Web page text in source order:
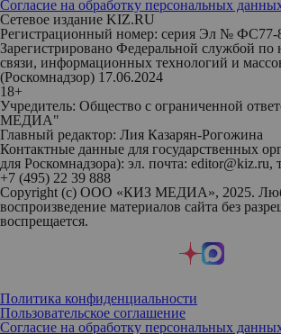
Согласие на обработку персональных
Сетевое издание KIZ.RU
Регистрационный номер: серия Эл № ФС77-
Зарегистрировано Федеральной службой по
связи, информационных технологий и
(Роскомнадзор) 17.06.2024
18+
Учредитель: Общество с ограниченной
МЕДИА"
Главный редактор: Лия Казарян-Рогожина
Контактные данные для государственных
для Роскомнадзора): эл. почта: editor@kiz.ru,
+7 (495) 22 39 888
Copyright (с) ООО «КИЗ МЕДИА», 2025.
воспроизведение материалов сайта без
воспрещается.
Политика конфиденциальности
Пользовательское соглашение
Согласие на обработку персональных